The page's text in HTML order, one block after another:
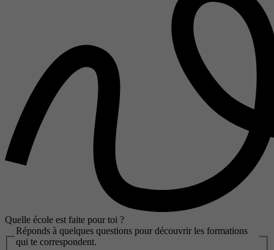
Quelle école est faite pour toi ?
Réponds à quelques questions pour découvrir les formations
qui te correspondent.